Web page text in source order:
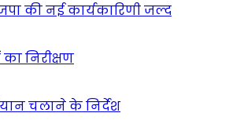
की नई कार्यकारिणी जल्द
निरीक्षण
चलाने के निर्देश